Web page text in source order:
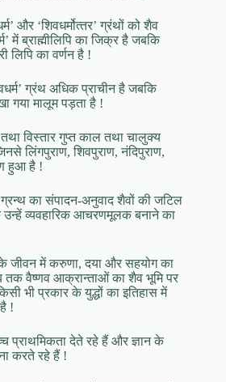
और ‘शिवधर्मोत्‍तर’ ग्रंथों को शैव
में ब्राह्मीलिपि का जिक्र है जबकि
लिपि का वर्णन है !
ग्रंथ अधिक प्राचीन है जबकि
गया मालूम पड़ता है !
विस्तार गुप्त काल तथा चालुक्‍य
लिंगपुराण, शिवपुराण, नंदिपुराण,
हुआ है !
ग्रन्थ का संपादन-अनुवाद शैवों की जटिल
व्यवहारिक आचरणमूलक बनाने का
जीवन में करुणा, दया और सहयोग का
तक वैष्णव आक्रान्ताओं का शैव भूमि पर
भी प्रकार के युद्धों का इतिहास में
!
प्राथमिकता देते रहे हैं और ज्ञान के
करते रहे हैं !